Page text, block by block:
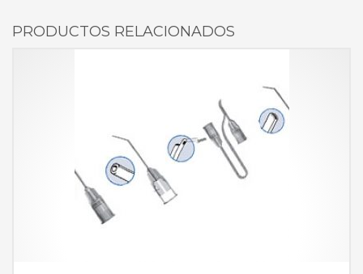
PRODUCTOS RELACIONADOS